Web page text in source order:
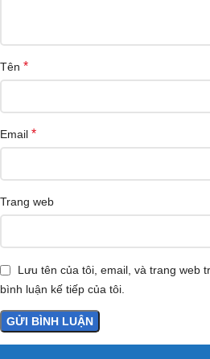
Tên *
Email *
Trang web
Lưu tên của tôi, email, và trang web
bình luận kế tiếp của tôi.